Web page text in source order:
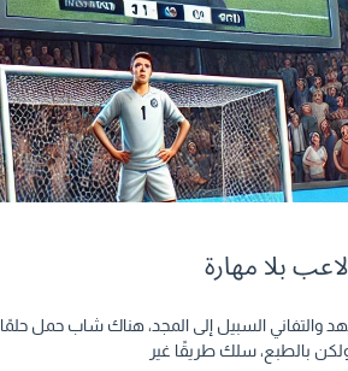
لاعب بلا مهارة
والتفاني السبيل إلى المجد، هناك شاب حمل حلمًا
بالطبع، سلك طريقًا غير